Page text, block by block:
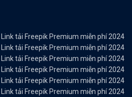
Link tải Freepik Premium miễn phí 2024
Link tải Freepik Premium miễn phí 2024
Link tải Freepik Premium miễn phí 2024
Link tải Freepik Premium miễn phí 2024
Link tải Freepik Premium miễn phí 2024
Link tải Freepik Premium miễn phí 2024